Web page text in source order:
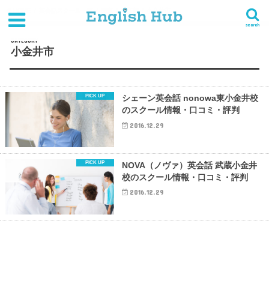
search
英会話スクール一覧 東京都 小金井市
CATEGORY
小金井市
シェーン英会話 nonowa東小金井校
のスクール情報・口コミ・評判
2016.12.29
NOVA（ノヴァ）英会話 武蔵小金井
校のスクール情報・口コミ・評判
2016.12.29